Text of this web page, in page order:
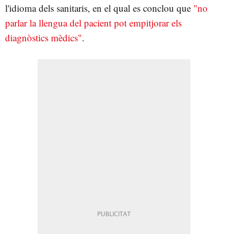
l'idioma dels sanitaris, en el qual es conclou que "no
parlar la llengua del pacient pot empitjorar els
diagnòstics mèdics".